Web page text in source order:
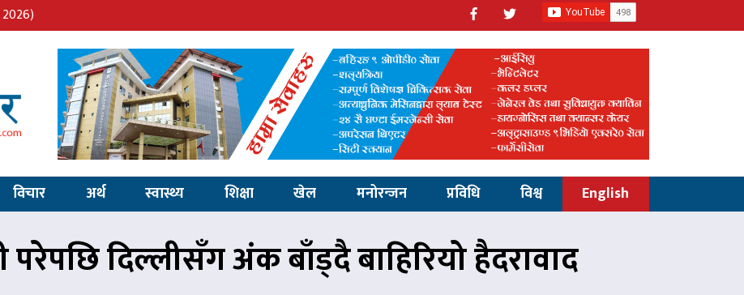
विचार अर्थ स्वास्थ्य शिक्षा खेल मनोरन्जन प्रविधि विश्व English
दिल्लीसँग अंक बाँड्दै बाहिरियो हैदरावाद